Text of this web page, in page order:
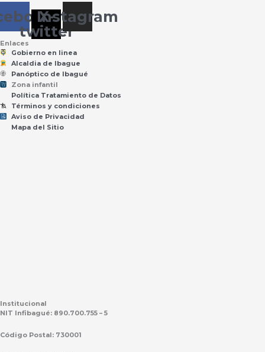
X-
twitter
Instagram
Enlaces
Gobierno en linea
Alcaldia de Ibague
Panóptico de Ibagué
Zona infantil
Política Tratamiento de Datos
Términos y condiciones
Aviso de Privacidad
Mapa del Sitio
Institucional
NIT Infibagué: 890.700.755 – 5
Código Postal: 730001